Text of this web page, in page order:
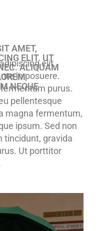
AMET,
ELIT. UT
ALIQUAM
NEQUE
elit.
in posuere.
purus.
pellentesque
magna fermentum,
ipsum. Sed non
tincidunt, gravida
Ut porttitor